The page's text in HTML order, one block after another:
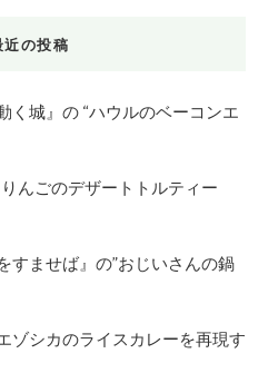
近の投稿
く城』の “ハウルのベーコンエ
んごのデザートトルティー
すませば』の”おじいさんの鍋
ゾシカのライスカレーを再現す